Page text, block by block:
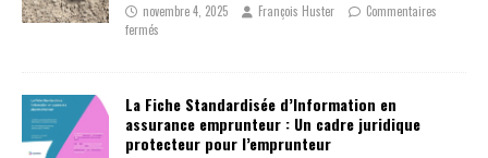
novembre 4, 2025 François Huster
Commentaires
fermés
La Fiche Standardisée d’Information en
assurance emprunteur : Un cadre juridique
protecteur pour l’emprunteur